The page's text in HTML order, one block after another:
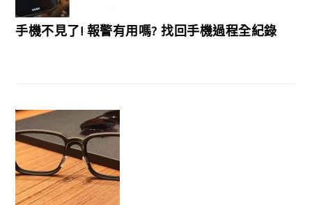
手機不見了! 報警有用嗎? 找回手機過程全紀錄